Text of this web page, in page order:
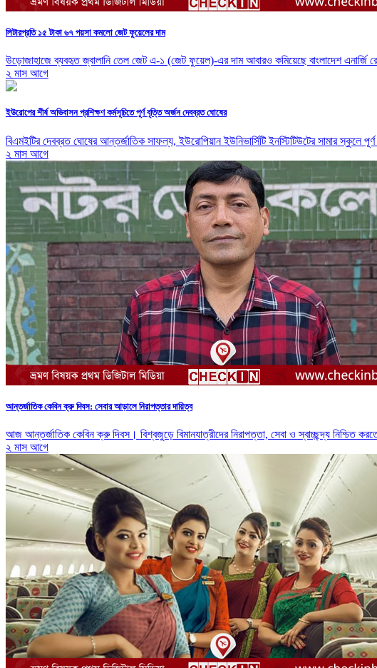
লিটারপ্রতি ১৫ টাকা ৬৭ পয়সা কমলো জেট ফুয়েলের দাম
উড়োজাহাজে ব্যবহৃত জ্বালানি তেল জেট এ-১ (জেট ফুয়েল)-এর দাম আবারও কমিয়েছে বাংলাদেশ
২ মাস আগে
ইউরোপের শীর্ষ অভিবাসন প্রশিক্ষণ কর্মসূচিতে পূর্ণ বৃত্তি অর্জন দেবব্রত ঘোষের
বিএমইটির দেবব্রত ঘোষের আন্তর্জাতিক সাফল্য, ইউরোপিয়ান ইউনিভার্সিটি ইনস্টিটিউটের সামার
২ মাস আগে
আন্তর্জাতিক কেবিন ক্রু দিবস: সেবার আড়ালে নিরাপত্তার দায়িত্ব
আজ আন্তর্জাতিক কেবিন ক্রু দিবস। বিশ্বজুড়ে বিমানযাত্রীদের নিরাপত্তা, সেবা ও স্বাচ্ছন্দ্য নিশ্চিত
২ মাস আগে